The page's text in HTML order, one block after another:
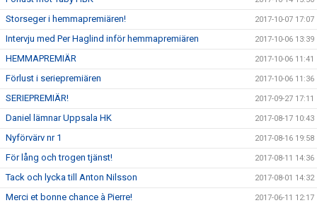
Storseger i hemmapremiären! 2017-10-07 17:07
Intervju med Per Haglind inför hemmapremiären 2017-10-06 13:39
HEMMAPREMIÄR 2017-10-06 11:41
Förlust i seriepremiären 2017-10-06 11:36
SERIEPREMIÄR! 2017-09-27 17:11
Daniel lämnar Uppsala HK 2017-08-17 10:43
Nyförvärv nr 1 2017-08-16 19:58
För lång och trogen tjänst! 2017-08-11 14:36
Tack och lycka till Anton Nilsson 2017-08-01 14:32
Merci et bonne chance à Pierre! 2017-06-11 12:17